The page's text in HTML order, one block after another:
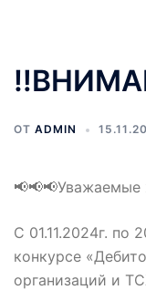
ОТ ADMIN
📢📢📢Уважаемые
С 01.11.2024г. по
конкурсе
организаций и